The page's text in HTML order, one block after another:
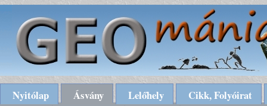
Nyitólap Ásvány Lelőhely
Cikk, Folyóirat